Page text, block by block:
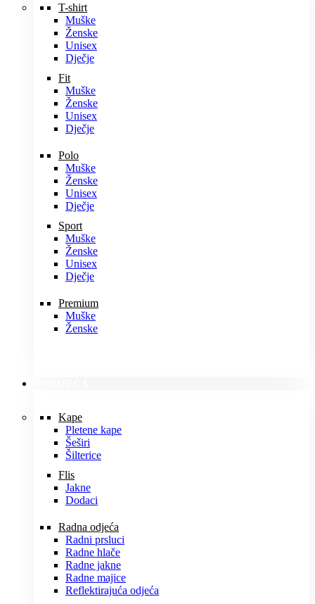
T-shirt
Muške
Ženske
Unisex
Dječje
Fit
Muške
Ženske
Unisex
Dječje
Polo
Muške
Ženske
Unisex
Dječje
Sport
Muške
Ženske
Unisex
Dječje
Premium
Muške
Ženske
Kape
Pletene kape
Šeširi
Šilterice
Flis
Jakne
Dodaci
Radna odjeća
Radni prsluci
Radne hlače
Radne jakne
Radne majice
Reflektirajuća odjeća